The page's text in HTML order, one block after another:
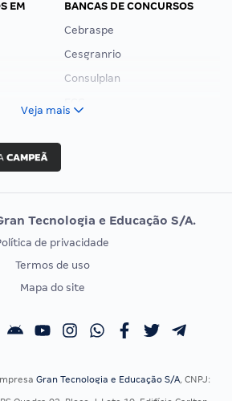
EM
BANCAS DE CONCURSOS
Cebraspe
Cesgranrio
Consulplan
Vunesp
EXAME DE ORDEM
Calendário OAB
Veja mais
Tecnologia e Educação S/A.
de privacidade
Termos de uso
Mapa do site
Gran Tecnologia e Educação S/A, CNPJ: